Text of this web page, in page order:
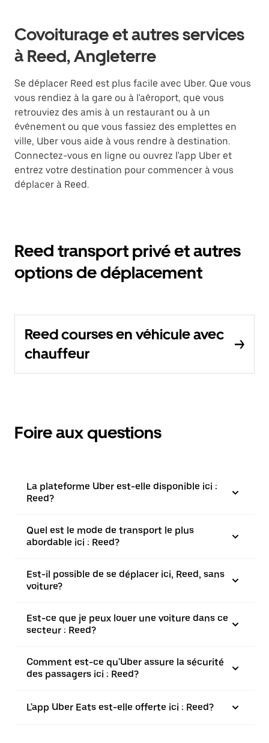
Covoiturage et autres services
à Reed, Angleterre
Se déplacer Reed est plus facile avec Uber. Que vous
vous rendiez à la gare ou à l'aéroport, que vous
retrouviez des amis à un restaurant ou à un
événement ou que vous fassiez des emplettes en
ville, Uber vous aide à vous rendre à destination.
Connectez-vous en ligne ou ouvrez l'app Uber et
entrez votre destination pour commencer à vous
déplacer à Reed.
Reed transport privé et autres
options de déplacement
Reed courses en véhicule avec
chauffeur
Foire aux questions
La plateforme Uber est-elle disponible ici :
Reed?
Quel est le mode de transport le plus
abordable ici : Reed?
Est-il possible de se déplacer ici, Reed, sans
voiture?
Est-ce que je peux louer une voiture dans ce
secteur : Reed?
Comment est-ce qu'Uber assure la sécurité
des passagers ici : Reed?
L'app Uber Eats est-elle offerte ici : Reed?